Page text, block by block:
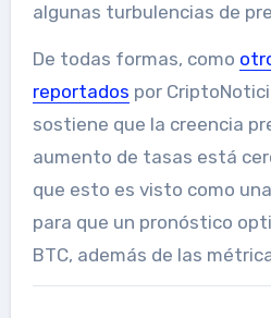
algunas turbulencias de
De todas formas, como
reportados por
sostiene que la creencia
aumento de tasas está
que esto es visto como
para que un pronóstico
BTC, además de las